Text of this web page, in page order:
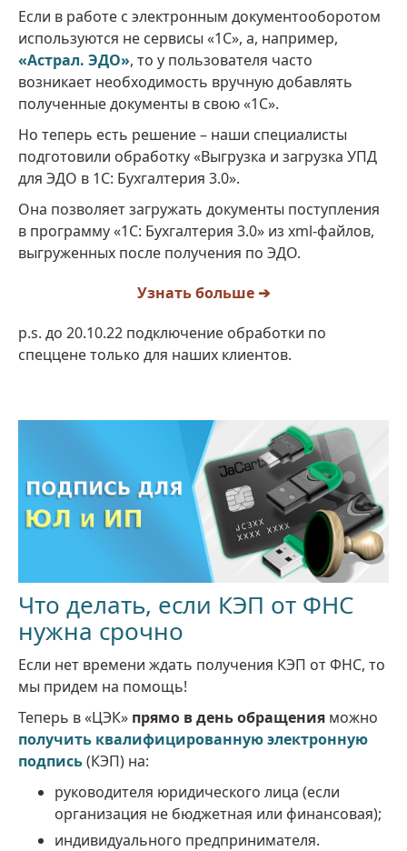
Если в работе с электронным документооборотом
используются не сервисы «1С», а, например,
«Астрал. ЭДО», то у пользователя часто
возникает необходимость вручную добавлять
полученные документы в свою «1С».
Но теперь есть решение – наши специалисты
подготовили обработку «Выгрузка и загрузка УПД
для ЭДО в 1С: Бухгалтерия 3.0».
Она позволяет загружать документы поступления
в программу «1С: Бухгалтерия 3.0» из xml-файлов,
выгруженных после получения по ЭДО.
Узнать больше ➔
p.s. до 20.10.22 подключение обработки по
спеццене только для наших клиентов.
Что делать, если КЭП от ФНС
нужна срочно
Если нет времени ждать получения КЭП от ФНС, то
мы придем на помощь!
Теперь в «ЦЭК» прямо в день обращения можно
получить квалифицированную электронную
подпись(КЭП) на:
руководителя юридического лица (если
организация не бюджетная или финансовая);
индивидуального предпринимателя.